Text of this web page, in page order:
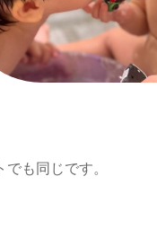
も同じです。